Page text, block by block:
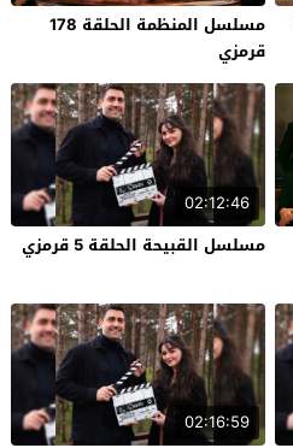
مسلسل المنظمة الحلقة 178
قرمزي
02:12:46
مسلسل القبيحة الحلقة 5 قرمزي
02:16:59